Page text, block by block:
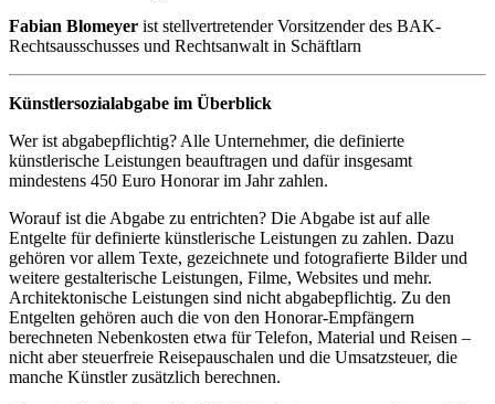
Fabian Blomeyer ist stellvertretender ­Vorsitzender des BAK-
Rechtsausschusses und Rechtsanwalt in Schäftlarn
Künstlersozialabgabe im Überblick
Wer ist abgabepflichtig? Alle Unternehmer, die definierte
künstlerische Leistungen beauftragen und dafür insgesamt
mindestens 450 Euro Honorar im Jahr zahlen.
Worauf ist die Abgabe zu entrichten? Die Abgabe ist auf alle
Entgelte für definierte künstlerische Leistungen zu zahlen. Dazu
gehören vor allem Texte, gezeichnete und fotografierte Bilder und
weitere gestalterische Leistungen, Filme, Websites und mehr.
Architektonische Leistungen sind nicht abgabepflichtig. Zu den
Entgelten gehören auch die von den Honorar-Empfängern
berechneten Nebenkosten etwa für Telefon, Material und Reisen –
nicht aber steuerfreie Reisepauschalen und die Umsatzsteuer, die
manche Künstler zusätzlich berechnen.